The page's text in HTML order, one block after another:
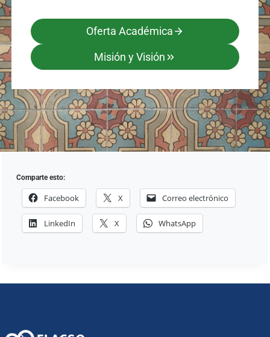
Oferta Académica
Misión y Visión
Comparte esto:
Facebook X Correo electrónico
LinkedIn X WhatsApp